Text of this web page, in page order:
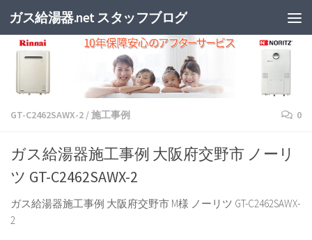
ガス給湯器.net スタッフブログ
GT-C2462SAWX-2 /施工事例 0
ガス給湯器施工事例 大阪府交野市 ノーリ
ツ GT-C2462SAWX-2
ガス給湯器施工事例 大阪府交野市 M様 ノーリツ GT-C2462SAWX-
2